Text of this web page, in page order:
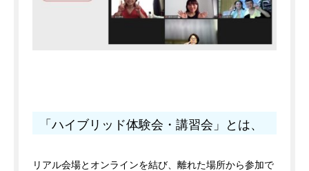
「ハイブリッド体験会・講習会」とは、
リアル会場とオンラインを結び、離れた場所から参加で